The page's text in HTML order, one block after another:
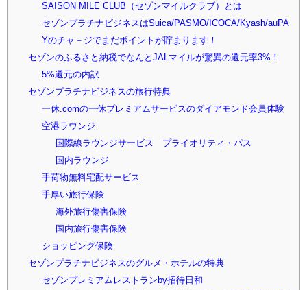
SAISON MILE CLUB（セゾンマイルクラブ）とは
セゾンプラチナビジネスはSuica/PASMO/ICOCA/Kyash/auPA
Yのチャ－ジでまだポイントが貯まります！
セゾンのふるさと納税でなんとJALマイルが驚異の還元率3%！
5%還元の内訳
セゾンプラチナビジネスの旅行特典
一休.comの一休プレミアムサービスのダイアモンド会員体験
空港ラウンジ
国際線ラウンジサービス プライオリティ・パス
国内ラウンジ
手荷物無料宅配サービス
手厚い旅行保険
海外旅行傷害保険
国内旅行傷害保険
ショッピング保険
セゾンプラチナビジネスのグルメ・ホテルの特典
セゾンプレミアムレストランby招待日和